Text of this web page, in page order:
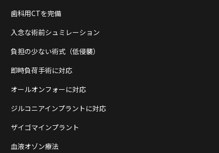
歯科用CTを完備
入念な術前シュミレーション
負担の少ない術式（低侵襲）
即時負荷手術に対応
オールオンフォーに対応
ジルコニアインプラントに対応
ザイゴマインプラント
血液オゾン療法